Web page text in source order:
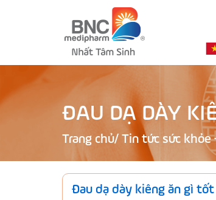
ĐAU DẠ DÀY
Trang chủ/ Tin tức sức khỏe
Đau dạ dày kiêng ăn gì